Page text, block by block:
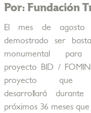
Por: Fundación
El mes de agosto
demostrado ser
monumental para
proyecto BID /
proyecto que
desarrollará durante
próximos 36 meses